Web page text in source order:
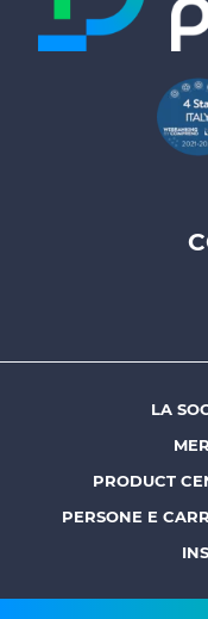
Prysmian
Footer
menu
-
LA
PRODUCT
PERSONE E